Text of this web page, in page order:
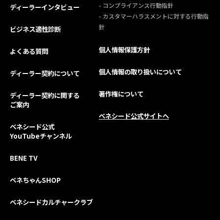
ディーラーインタビュー
ビジネス適性診断
よくある質問
ディーラー契約について
ディーラー契約に関する
ご案内
ベネシード公式
YouTubeチャンネル
BENE TV
ベネちゃんSHOP
ベネシードカルチャークラブ
- コンプライアンス行動指針
- カスタマーハラスメントに対する行動指
針
個人情報保護方針
個人情報の取り扱いについて
著作権について
ベネシード公式サイトへ